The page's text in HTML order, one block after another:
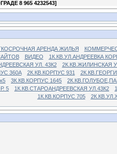
8 965 4232543]
АРЕНДА ЖИЛЬЯ
ВИДЕО
1К.КВ.УЛ.АНДРЕЕВКА
УЛ. 43К2
2К.КВ.ЖИЛИНСКАЯ
360А 2К.КВ.КОРПУС 931
3К.КВ.КОРПУС 1645
5
1К.КВ.СТАРОАНДРЕЕВСКАЯ УЛ.43К2
1К.КВ.КОРПУС 705